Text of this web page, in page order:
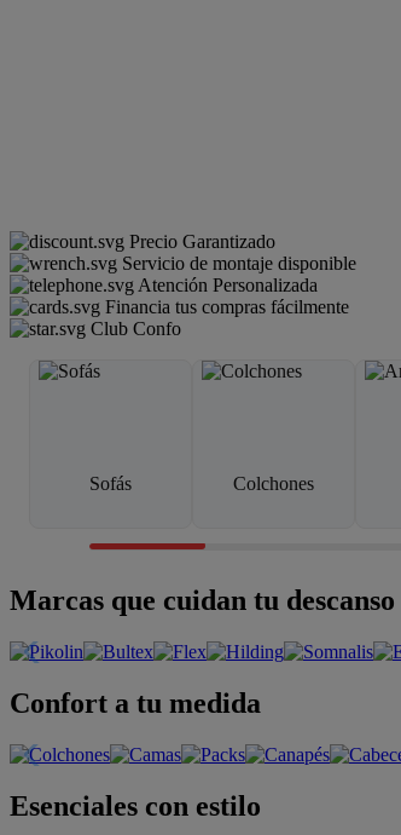
Precio Garantizado
Servicio de montaje disponible
Atención Personalizada
Financia tus compras fácilmente
Club Confo
Sofás Colchones
Marcas que cuidan tu descanso
Confort a tu medida
Esenciales con estilo